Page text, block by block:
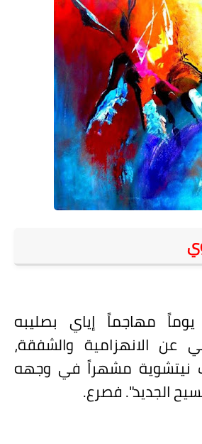
ذاكرة كوباني
مواهب جديدة
منوعات
على مقام سبا
فيديوهات
اقتباسات روائية
أعداد جريدة سبا
مهاجماً إياي بصليبه
عن الانهزامية والشفقة،
نيتشوية مشهراً في وجهه
الجديد". فصرع.